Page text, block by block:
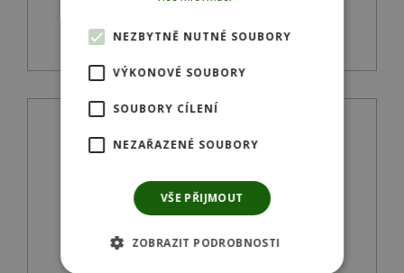
Detail produktu
NEZBYTNĚ NUTNÉ SOUBORY
VÝKONOVÉ SOUBORY
SOUBORY CÍLENÍ
NEZAŘAZENÉ SOUBORY
VŠE PŘIJMOUT
ZOBRAZIT PODROBNOSTI